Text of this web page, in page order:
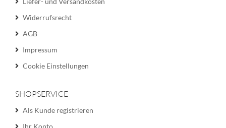
Widerrufsrecht
AGB
Impressum
Cookie Einstellungen
SHOPSERVICE
Als Kunde registrieren
Ihr Konto